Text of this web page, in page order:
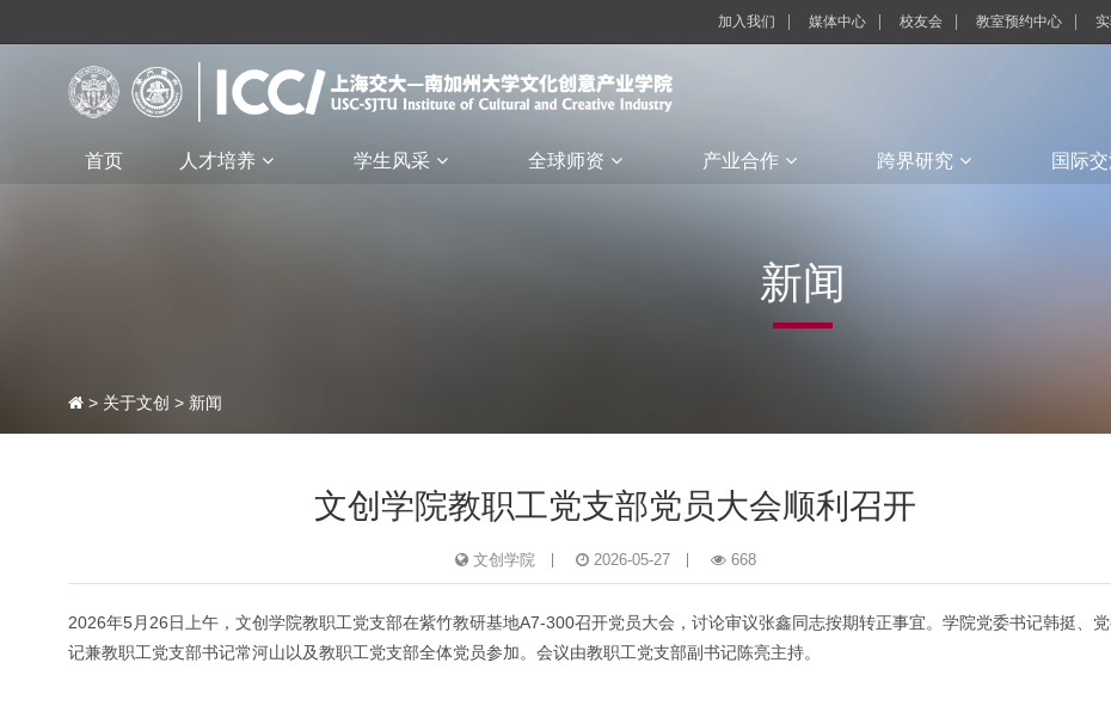
加入我们 媒体中心 校友会 教室预约中心
首页 人才培养 学生风采 全球师资 产业合作 跨界研究 国际
> 关于文创 > 新闻
新闻
文创学院教职工党支部党员大会顺利召开
文创学院 2026-05-27 668
2026年5月26日上午，文创学院教职工党支部在紫竹教研基地A7-300召开党员大会，讨论审议张鑫同志按期转正事宜。学院党委书记韩挺、
记兼教职工党支部书记常河山以及教职工党支部全体党员参加。会议由教职工党支部副书记陈亮主持。